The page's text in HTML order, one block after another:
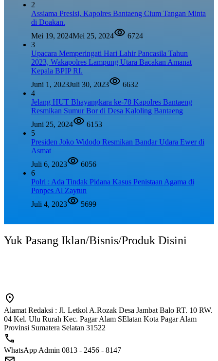
2
Assiama Presisi, Kapolres Bantaeng Cium Tangan Minta
di Doakan.
Mei 19, 2024Mei 25, 2024
6724
3
Upacara Memperingati Hari Lahir Pancasila Tahun
2023, Wakapolres Lampung Utara Bacakan Amanat
Kepala BPIP RI.
Juni 1, 2023Juli 30, 2023
6632
4
Jelang HUT Bhayangkara ke-78 Kapolres Bantaeng
Resmikan Sumur Bor di Desa Kaloling Bantaeng
Juni 25, 2024
6153
5
Presiden Joko Widodo Resmikan Bandar Udara Ewer di
Asmat
Juli 6, 2023
6056
6
Polri : Ada Tindak Pidana Kasus Penistaan Agama di
Ponpes Al Zaytun
Juli 4, 2023
5699
Yuk Pasang Iklan/Bisnis/Produk Disini
Alamat Redaksi : Jl. Letkol A.Rozak Desa Jambat Balo RT. 10 RW.
04 Kel. Ulu Rurah Kec. Pagar Alam SElatan Kota Pagar Alam
Provinsi Sumatera Selatan 31522
WhatsApp Admin 0813 - 2456 - 8147